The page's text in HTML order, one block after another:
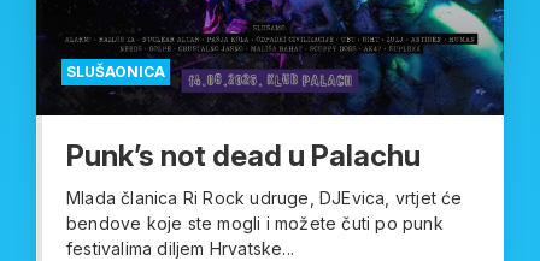
SLUŠAONICA
Punk’s not dead u Palachu
Mlada članica Ri Rock udruge, DJEvica, vrtjet će
bendove koje ste mogli i možete čuti po punk
festivalima diljem Hrvatske...